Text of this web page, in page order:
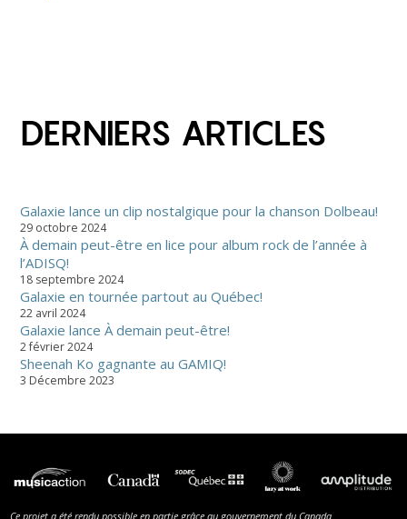
DERNIERS ARTICLES
Galaxie lance un clip nostalgique pour la chanson Dolbeau!
29 octobre 2024
À demain peut-être en lice pour album rock de l’année à
l’ADISQ!
18 septembre 2024
Galaxie en tournée partout au Québec!
22 avril 2024
Galaxie lance À demain peut-être!
2 février 2024
Sheenah Ko gagnante au GAMIQ!
3 Décembre 2023
Ce projet a été rendu possible en partie grâce au gouvernement du Canada